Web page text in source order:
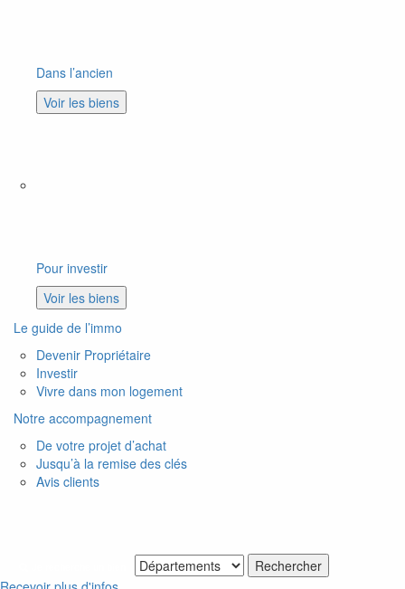
Dans l’ancien
Voir les biens
Pour investir
Voir les biens
Le guide de l’immo
Devenir Propriétaire
Investir
Vivre dans mon logement
Notre accompagnement
De votre projet d’achat
Jusqu’à la remise des clés
Avis clients